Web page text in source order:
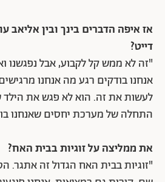
אז איפה הדברים בינך ובין אליאב
דייט?
"זה לא ממש קל לקבוע, אבל נפגשנו
אנחנו בודקים רגע מה אנחנו
לעשות את זה. הוא לא פגש את הילד
התחלה של מערכת יחסים שאנחנו
את ממליצה על זוגיות בבית האח?
"זוגיות בבית האח הגדול זה אתגר.